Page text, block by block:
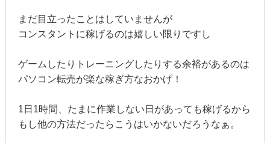
まだ目立ったことはしていませんが
コンスタントに稼げるのは嬉しい限りですし
ゲームしたりトレーニングしたりする余裕があるのは
パソコン転売が楽な稼ぎ方なおかげ！
1日1時間、たまに作業しない日があっても稼げるから
もし他の方法だったらこうはいかないだろうなぁ。